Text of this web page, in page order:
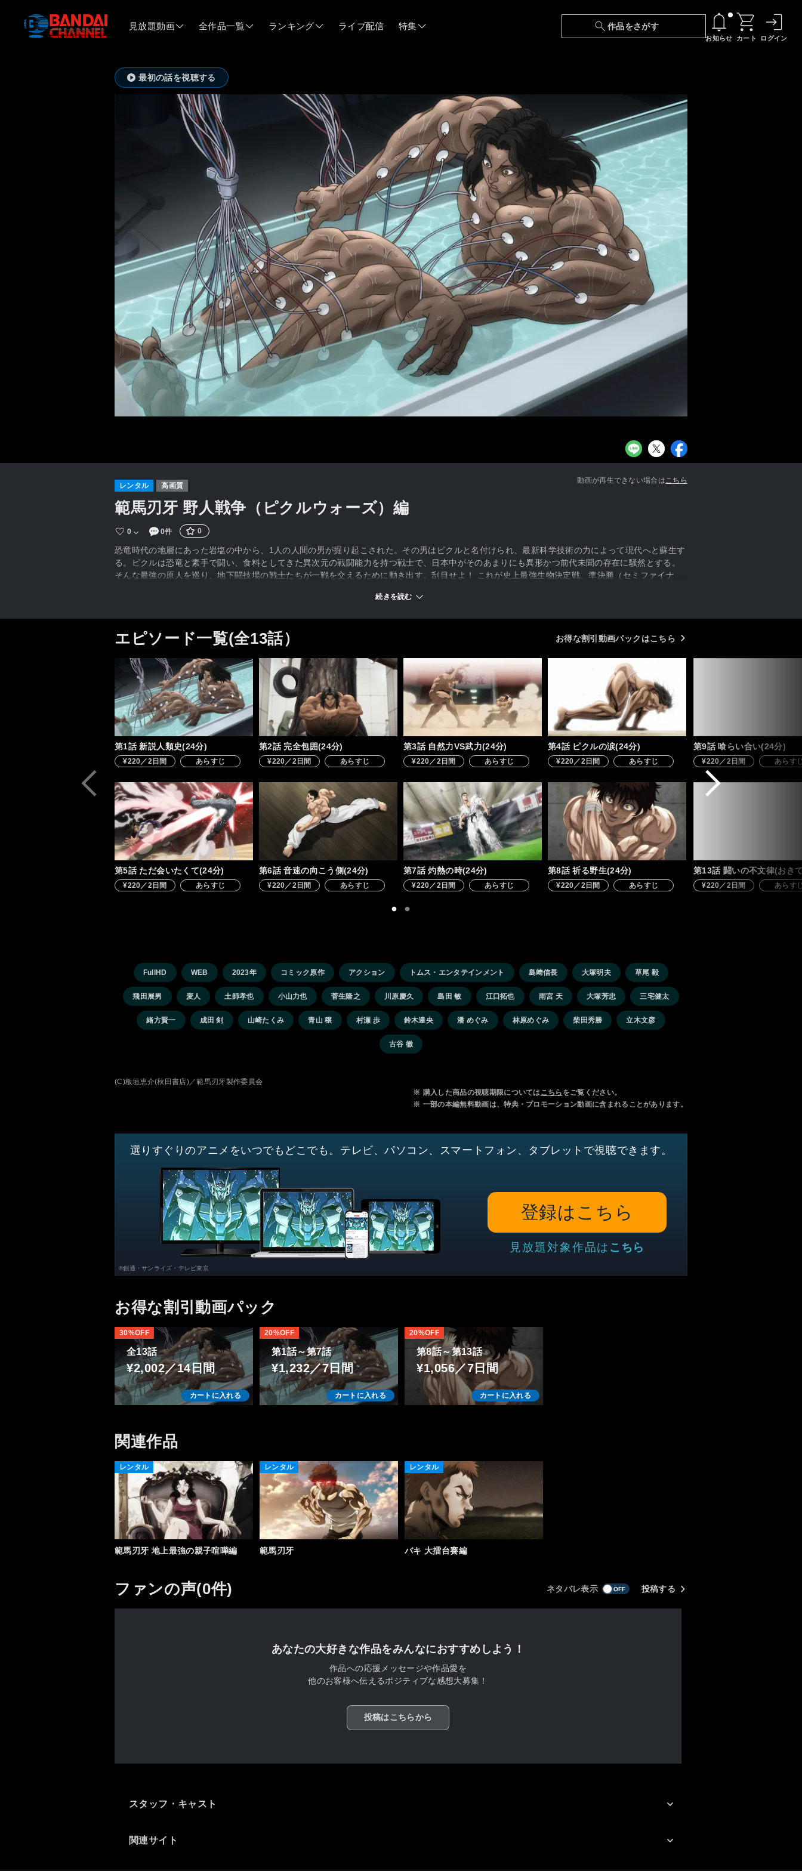
見放題動画 全作品一覧 ランキング ライブ配信 特集 作品をさがす
お知らせ
06/03
『最強の王様、二度目の人生は何をする？』第
24話 配信日変更のお知らせ
05/21 【障害】映像再生における不具合に関しまして
05/14
【日本語字幕】【セリフ検索】新規追加のお知
らせ
04/28
【障害】Android TVにおける不具合に関しまし
て
カート ログイン
最初の話を視聴する
動画が再生できない場合はこちら
レンタル 高画質
範馬刃牙 野人戦争（ピクルウォーズ）編
0 0件 0
恐竜時代の地層にあった岩塩の中から、1人の人間の男が掘り起こされた。その男はピクルと名付けられ、最新科学技術の力によって現代へと蘇生す
る。ピクルは恐竜と素手で闘い、食料としてきた異次元の戦闘能力を持つ戦士で、日本中がそのあまりにも異形かつ前代未聞の存在に騒然とする。
そんな最強の原人を巡り、地下闘技場の戦士たちが一戦を交えるために動き出す。刮目せよ！ これが史上最強生物決定戦、準決勝（セミファイナ
続きを読む
エピソード一覧(全13話） お得な割引動画パックはこちら
第1話 新説人類史(24分)
¥220／2日間 あらすじ
第2話 完全包囲(24分)
¥220／2日間 あらすじ
第3話 自然力VS武力(24分)
¥220／2日間 あらすじ
第4話 ピクルの涙(24分)
¥220／2日間 あらすじ
第5話 ただ会いたくて(24分)
¥220／2日間 あらすじ
第6話 音速の向こう側(24分)
¥220／2日間 あらすじ
第7話 灼熱の時(24分)
¥220／2日間 あらすじ
第8話 祈る野生(24分)
¥220／2日間 あらすじ
第9話 喰らい合い(24分)
¥220／2日間 あらす
第13話 闘いの不文律(おき
¥220／2日間 あらす
FullHD WEB 2023年 コミック原作 アクション トムス・エンタテインメント 島﨑信長 大塚明夫 草尾 毅
飛田展男 麦人 土師孝也 小山力也 菅生隆之 川原慶久 島田 敏 江口拓也 雨宮 天 大塚芳忠 三宅健太
緒方賢一 成田 剣 山崎たくみ 青山 穣 村瀬 歩 鈴木達央 潘 めぐみ 林原めぐみ 柴田秀勝 立木文彦
古谷 徹
(C)板垣恵介(秋田書店)／範馬刃牙製作委員会
※ 購入した商品の視聴期限についてはこちら をご覧ください。
※ 一部の本編無料動画は、特典・プロモーション動画に含まれることがあります。
選りすぐりのアニメをいつでもどこでも。テレビ、パソコン、スマートフォン、タブレットで視聴できます。
登録はこちら
見放題対象作品は こちら
©創通・サンライズ・テレビ東京
お得な割引動画パック
全13話
¥2,002／14日間
カートに入れる
30%OFF
第1話～第7話
¥1,232／7日間
カートに入れる
20%OFF
第8話～第13話
¥1,056／7日間
カートに入れる
20%OFF
関連作品
レンタル
範馬刃牙 地上最強の親子喧嘩編
レンタル
範馬刃牙
レンタル
バキ 大擂台賽編
ファンの声(0件) ネタバレ表示 投稿する
あなたの大好きな作品をみんなにおすすめしよう！
作品への応援メッセージや作品愛を
他のお客様へ伝えるポジティブな感想大募集！
投稿はこちらから
スタッフ・キャスト
関連サイト